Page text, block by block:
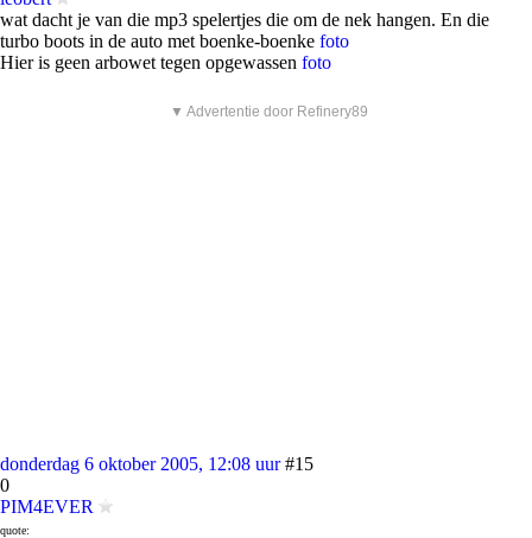
wat dacht je van die mp3 spelertjes die om de nek hangen. En die
turbo boots in de auto met boenke-boenke foto
Hier is geen arbowet tegen opgewassen foto
▼ Advertentie door Refinery89
donderdag 6 oktober 2005, 12:08 uur #15
0
PIM4EVER
quote: